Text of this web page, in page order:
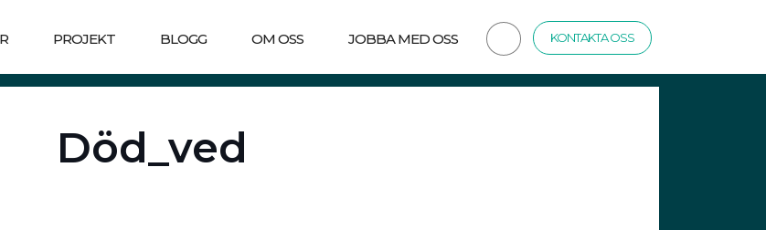
PROJEKT BLOGG OM OSS JOBBA MED OSS KONTAKTA OSS
Död_ved